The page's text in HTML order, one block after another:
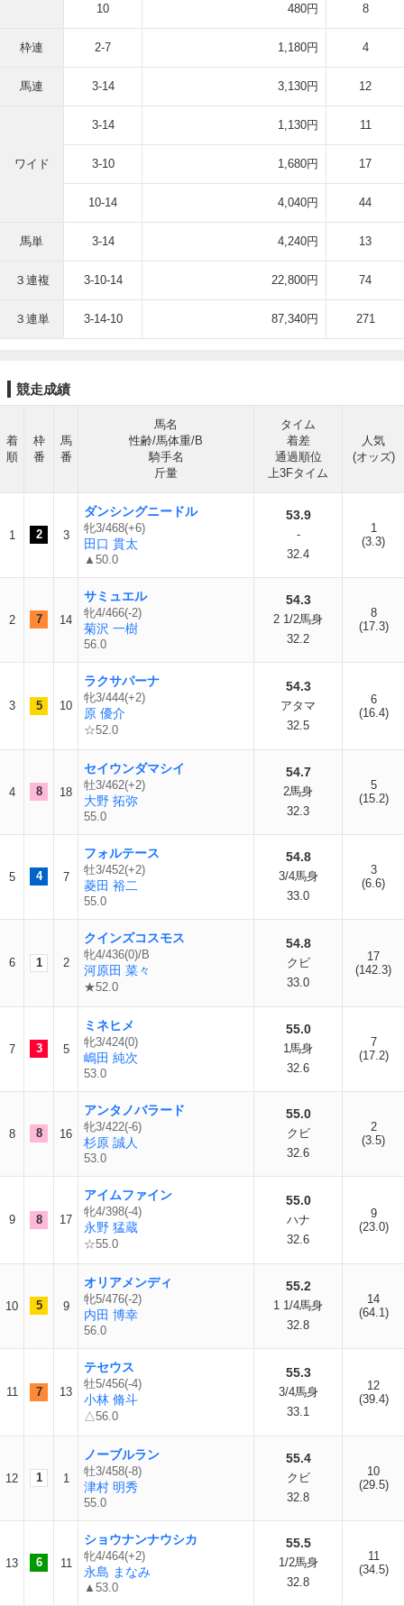
10 480円 8
枠連 2-7 1,180円 4
馬連 3-14 3,130円 12
ワイド
3-14 1,130円 11
3-10 1,680円 17
10-14 4,040円 44
馬単 3-14 4,240円 13
３連複 3-10-14 22,800円 74
３連単 3-14-10 87,340円 271
競走成績
着
順
枠
番
馬
番
馬名
性齢/馬体重/B
騎手名
斤量
タイム
着差
通過順位
上3Fタイム
人気
(オッズ)
1 2 3
ダンシングニードル
牝3/468(+6)
田口 貫太
▲50.0
53.9
-
32.4
1
(3.3)
2 7 14
サミュエル
牝4/466(-2)
菊沢 一樹
56.0
54.3
2 1/2馬身
32.2
8
(17.3)
3 5 10
ラクサパーナ
牝3/444(+2)
原 優介
☆52.0
54.3
アタマ
32.5
6
(16.4)
4 8 18
セイウンダマシイ
牡3/462(+2)
大野 拓弥
55.0
54.7
2馬身
32.3
5
(15.2)
5 4 7
フォルテース
牡3/452(+2)
菱田 裕二
55.0
54.8
3/4馬身
33.0
3
(6.6)
6 1 2
クインズコスモス
牝4/436(0)/B
河原田 菜々
★52.0
54.8
クビ
33.0
17
(142.3)
7 3 5
ミネヒメ
牝3/424(0)
嶋田 純次
53.0
55.0
1馬身
32.6
7
(17.2)
8 8 16
アンタノバラード
牝3/422(-6)
杉原 誠人
53.0
55.0
クビ
32.6
2
(3.5)
9 8 17
アイムファイン
牝4/398(-4)
永野 猛蔵
☆55.0
55.0
ハナ
32.6
9
(23.0)
10 5 9
オリアメンディ
牝5/476(-2)
内田 博幸
56.0
55.2
1 1/4馬身
32.8
14
(64.1)
11 7 13
テセウス
牡5/456(-4)
小林 脩斗
△56.0
55.3
3/4馬身
33.1
12
(39.4)
12 1 1
ノーブルラン
牡3/458(-8)
津村 明秀
55.0
55.4
クビ
32.8
10
(29.5)
13 6 11
ショウナンナウシカ
牝4/464(+2)
永島 まなみ
▲53.0
55.5
1/2馬身
32.8
11
(34.5)